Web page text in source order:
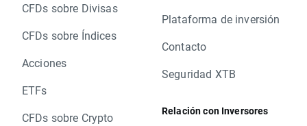
CFDs sobre Divisas
CFDs sobre Índices
Acciones
ETFs
CFDs sobre Crypto
Plataforma de inversión
Contacto
Seguridad XTB
Relación con Inversores